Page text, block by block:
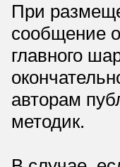
При
сообщение
главного
авторам
методик.